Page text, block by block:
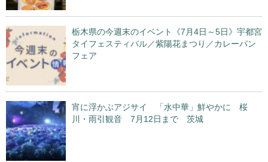
栃木県の今週末のイベント《7月4日～5日》宇都宮
タイフェスティバル／紫陽花まつり／カレーパン
フェア
宵に浮かぶアジサイ 「水中華」鮮やかに 桜
川・雨引観音 7月12日まで 茨城